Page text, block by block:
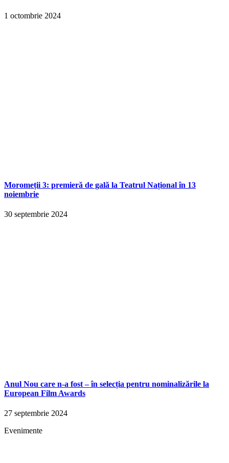
1 octombrie 2024
Moromeții 3: premieră de gală la Teatrul Național în 13
noiembrie
30 septembrie 2024
Anul Nou care n-a fost – în selecția pentru nominalizările la
European Film Awards
27 septembrie 2024
Evenimente